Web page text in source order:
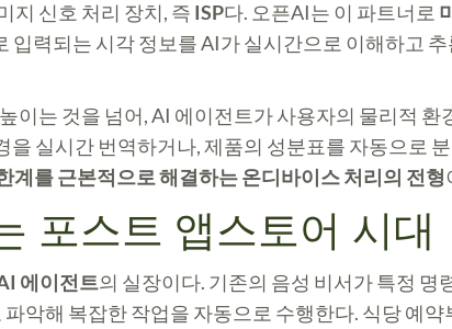
지 신호 처리 장치, 즉 ISP다. 오픈AI는 이 파트너로
력되는 시각 정보를 AI가 실시간으로 이해하고
이는 것을 넘어, AI 에이전트가 사용자의 물리적
을 실시간 번역하거나, 제품의 성분표를 자동으로
계를 근본적으로 해결하는 온디바이스 처리의 전형
포스트 앱스토어 시대
에이전트의 실장이다. 기존의 음성 비서가 특정
악해 복잡한 작업을 자동으로 수행한다. 식당 예